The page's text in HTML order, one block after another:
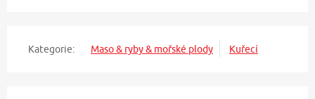
Kategorie: Maso & ryby & mořské plody Kuřecí